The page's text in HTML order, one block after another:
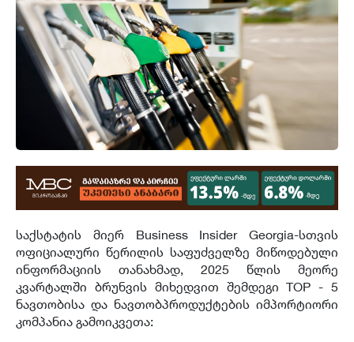
საქსტატის მიერ Business Insider Georgia-სთვის
ოფიციალური წერილის საფუძველზე მიწოდებული
ინფორმაციის თანახმად, 2025 წლის მეორე
კვარტალში ბრუნვის მიხედვით შემდეგი TOP - 5
ნავთობისა და ნავთობპროდუქტების იმპორტიორი
კომპანია გამოიკვეთა: